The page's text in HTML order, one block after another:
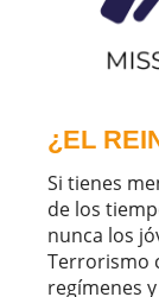
¿EL
Si tienes
de los
nunca los
Terrorismo
regímenes